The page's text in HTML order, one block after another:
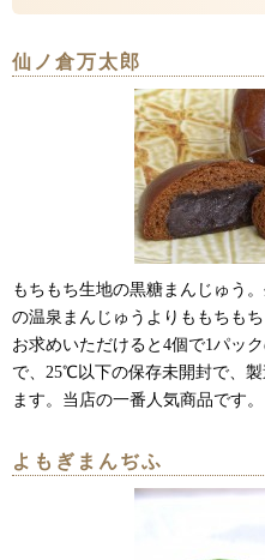
仙ノ倉万太郎
もちもち生地の黒糖まんじゅう
の温泉まんじゅうよりももちも
お求めいただけると4個で1パッ
で、25℃以下の保存未開封で、
ます。当店の一番人気商品です。
よもぎまんぢふ